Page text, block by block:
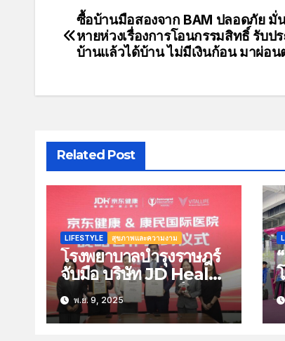
ซื้อบ้านมือสองจาก BAM ปลอดภัย มั่
หายห่วงเรื่องการโอนกรรมสิทธิ์ รับป
บ้านแล้วได้บ้าน ไม่มีเงินก้อน มาผ่อน
Related Post
LIFESTYLE สุขภาพและความงาม
โรงพยาบาลบำรุงราษฎร์
จับมือ บริษัท JD Health
ผู้นำด้านการแพทย์ดิจิทัล
ของประเทศจีน ประกาศ
ความร่วมมือเชิงกลยุทธ์
พ.ย. 9, 2025